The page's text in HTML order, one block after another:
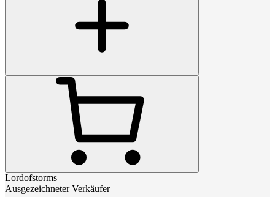
Lordofstorms
Ausgezeichneter Verkäufer